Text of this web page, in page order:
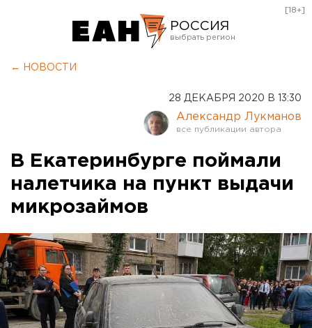
РОССИЯ
Оренбург
[18+]
← НОВОСТИ
28 ДЕКАБРЯ 2020 В 13:30
Александр Лукманов
В Екатеринбурге поймали
налетчика на пункт выдачи
микрозаймов